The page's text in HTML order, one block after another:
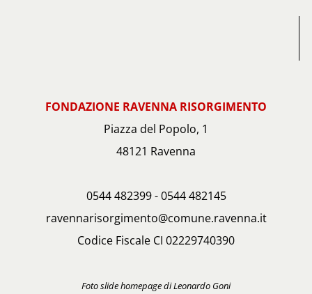
FONDAZIONE RAVENNA RISORGIMENTO
Piazza del Popolo, 1
48121 Ravenna
0544 482399 - 0544 482145
ravennarisorgimento@comune.ravenna.it
Codice Fiscale CI 02229740390
Foto slide homepage di Leonardo Goni